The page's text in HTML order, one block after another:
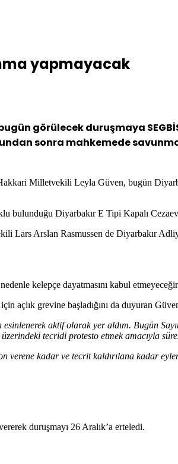
yapmayacak
görülecek duruşmaya
sonra mahkemede
Milletvekili Leyla Güven, bugün
bulunduğu Diyarbakır E Tipi Kapalı
Lars Arslan Rasmussen de Diyarbakır
kelepçe dayatmasını kabul
grevine başladığını da duyuran
aktif olarak yer aldım. Bugün
tecridi protesto etmek amacıyla
verene kadar ve tecrit kaldırılana kadar
duruşmayı 26 Aralık’a erteledi.